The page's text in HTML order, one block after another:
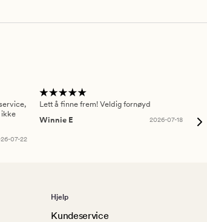
ikke
07-22
Lett å finne frem! Veldig fornøyd
Winnie E
2026-07-18
Hjelp
Kundeservice